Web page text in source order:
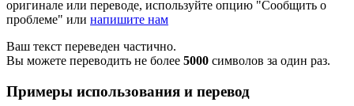
оригинале или переводе, используйте опцию "Сообщить о
проблеме" или напишите нам
Ваш текст переведен частично.
Вы можете переводить не более 5000 символов за один раз.
Примеры использования и перевод